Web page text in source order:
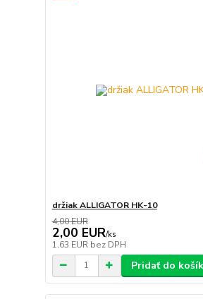
držiak ALLIGATOR HK-10
4,00 EUR
2,00 EUR/ks
1,63 EUR bez DPH
Pridať do